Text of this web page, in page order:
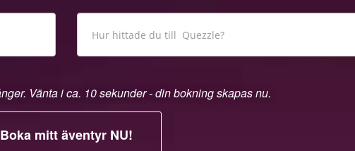
Vänta i ca. 10 sekunder - din bokning skapas nu.